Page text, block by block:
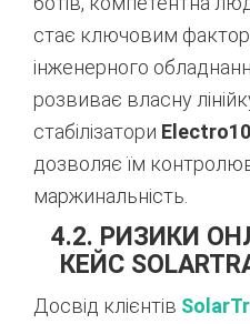
стає ключовим
інженерного
розвиває власну
стабілізатори
дозволяє їм
маржинальність.
4.2. РИЗИКИ
КЕЙС
Досвід клієнтів